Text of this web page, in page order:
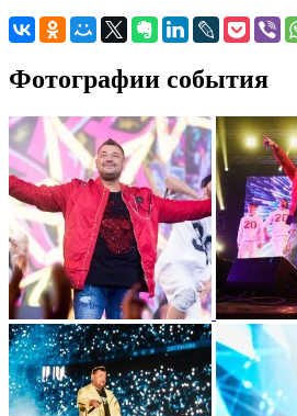
Фотографии события